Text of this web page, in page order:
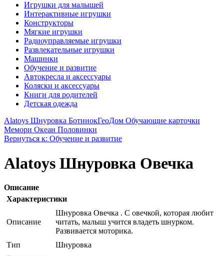
Игрушки для малышей
Интерактивные игрушки
Конструкторы
Мягкие игрушки
Радиоуправляемые игрушки
Развлекательные игрушки
Машинки
Обучение и развитие
Автокресла и аксессуары
Коляски и аксессуары
Книги для родителей
Детская одежда
Alatoys Шнуровка БотинокГеоДом Обучающие карточки
Мемори Океан Половинки
Вернуться к: Обучение и развитие
Alatoys Шнуровка Овечка
Описание
Характеристики
Описание
Шнуровка Овечка . С овечкой, которая любит
читать, малыш учится владеть шнурком.
Развивается моторика.
Тип
Шнуровка